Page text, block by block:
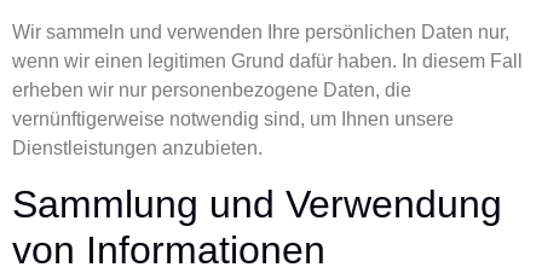
Wir sammeln und verwenden Ihre persönlichen Daten nur,
wenn wir einen legitimen Grund dafür haben. In diesem Fall
erheben wir nur personenbezogene Daten, die
vernünftigerweise notwendig sind, um Ihnen unsere
Dienstleistungen anzubieten.
Sammlung und Verwendung
von Informationen